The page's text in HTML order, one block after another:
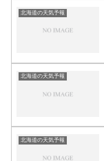
北海道の天気予報
北海道の天気予報
北海道の天気予報